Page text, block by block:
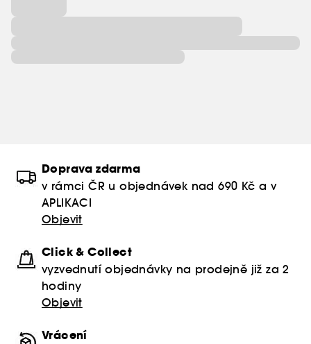
Doprava zdarma
v rámci ČR u objednávek nad 690 Kč a v
APLIKACI
Objevit
Click & Collect
vyzvednutí objednávky na prodejně již za 2
hodiny
Objevit
Vrácení